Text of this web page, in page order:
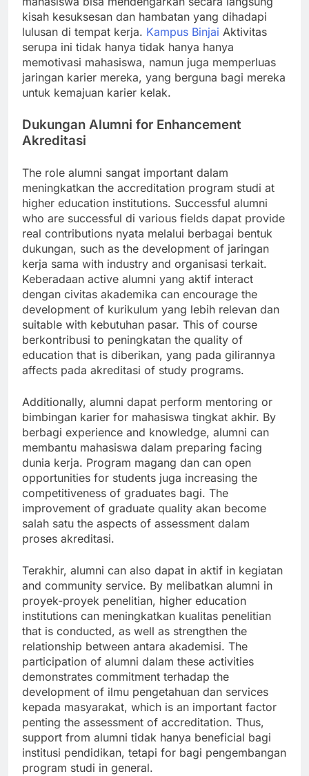
kisah kesuksesan dan hambatan yang dihadapi
lulusan di tempat kerja. Kampus Binjai Aktivitas
serupa ini tidak hanya tidak hanya hanya
memotivasi mahasiswa, namun juga memperluas
jaringan karier mereka, yang berguna bagi mereka
untuk kemajuan karier kelak.
Dukungan Alumni for Enhancement
Akreditasi
The role alumni sangat important dalam
meningkatkan the accreditation program studi at
higher education institutions. Successful alumni
who are successful di various fields dapat provide
real contributions nyata melalui berbagai bentuk
dukungan, such as the development of jaringan
kerja sama with industry and organisasi terkait.
Keberadaan active alumni yang aktif interact
dengan civitas akademika can encourage the
development of kurikulum yang lebih relevan dan
suitable with kebutuhan pasar. This of course
berkontribusi to peningkatan the quality of
education that is diberikan, yang pada gilirannya
affects pada akreditasi of study programs.
Additionally, alumni dapat perform mentoring or
bimbingan karier for mahasiswa tingkat akhir. By
berbagi experience and knowledge, alumni can
membantu mahasiswa dalam preparing facing
dunia kerja. Program magang dan can open
opportunities for students juga increasing the
competitiveness of graduates bagi. The
improvement of graduate quality akan become
salah satu the aspects of assessment dalam
proses akreditasi.
Terakhir, alumni can also dapat in aktif in kegiatan
and community service. By melibatkan alumni in
proyek-proyek penelitian, higher education
institutions can meningkatkan kualitas penelitian
that is conducted, as well as strengthen the
relationship between antara akademisi. The
participation of alumni dalam these activities
demonstrates commitment terhadap the
development of ilmu pengetahuan dan services
kepada masyarakat, which is an important factor
penting the assessment of accreditation. Thus,
support from alumni tidak hanya beneficial bagi
institusi pendidikan, tetapi for bagi pengembangan
program studi in general.